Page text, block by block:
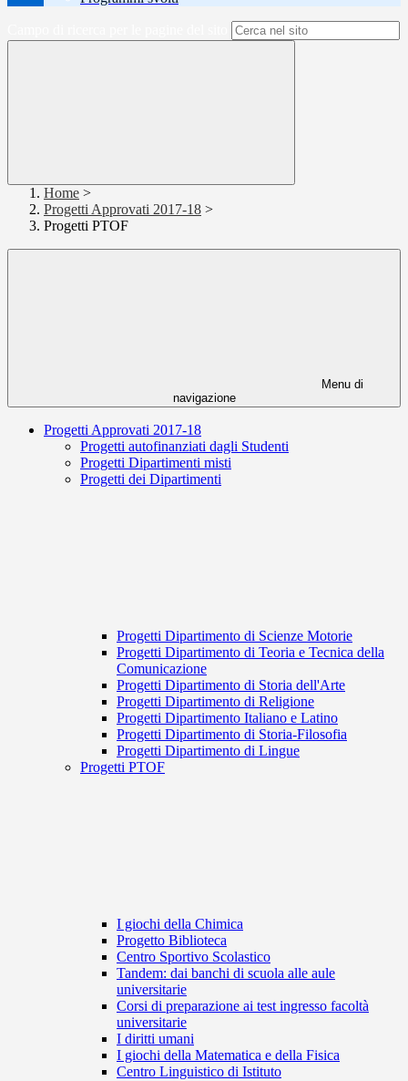
Home >
Progetti Approvati 2017-18 >
Progetti PTOF
Menu di
navigazione
Progetti Approvati 2017-18
Progetti autofinanziati dagli Studenti
Progetti Dipartimenti misti
Progetti dei Dipartimenti
Progetti Dipartimento di Scienze Motorie
Progetti Dipartimento di Teoria e Tecnica della
Comunicazione
Progetti Dipartimento di Storia dell'Arte
Progetti Dipartimento di Religione
Progetti Dipartimento Italiano e Latino
Progetti Dipartimento di Storia-Filosofia
Progetti Dipartimento di Lingue
Progetti PTOF
I giochi della Chimica
Progetto Biblioteca
Centro Sportivo Scolastico
Tandem: dai banchi di scuola alle aule
universitarie
Corsi di preparazione ai test ingresso facoltà
universitarie
I diritti umani
I giochi della Matematica e della Fisica
Centro Linguistico di Istituto